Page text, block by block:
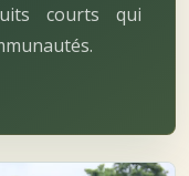
courts qui